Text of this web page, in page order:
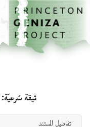
إلى المحتوى الرئيسي
الرئيسية
ثيقة شرعيّة